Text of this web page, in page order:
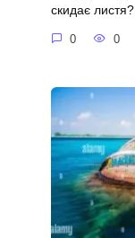
скидає листя?
0 0